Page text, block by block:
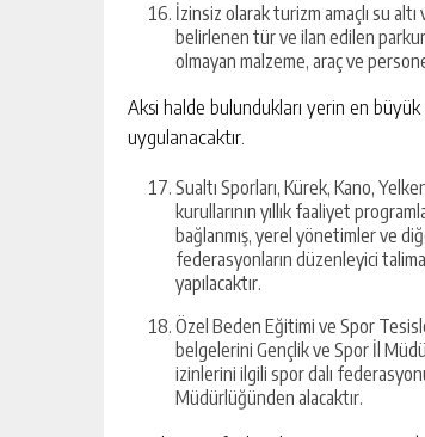
İzinsiz olarak turizm amaçlı su
belirlenen tür ve ilan edilen
olmayan malzeme, araç ve
Aksi halde bulundukları yerin en
uygulanacaktır.
Sualtı Sporları, Kürek, Kano,
kurullarının yıllık faaliyet
bağlanmış, yerel yönetimler ve
federasyonların düzenleyici
yapılacaktır.
Özel Beden Eğitimi ve Spor
belgelerini Gençlik ve Spor İl
izinlerini ilgili spor dalı
Müdürlüğünden alacaktır.